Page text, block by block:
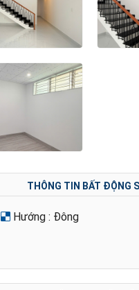
THÔNG TIN BẤT ĐỘNG
Hướng : Đông